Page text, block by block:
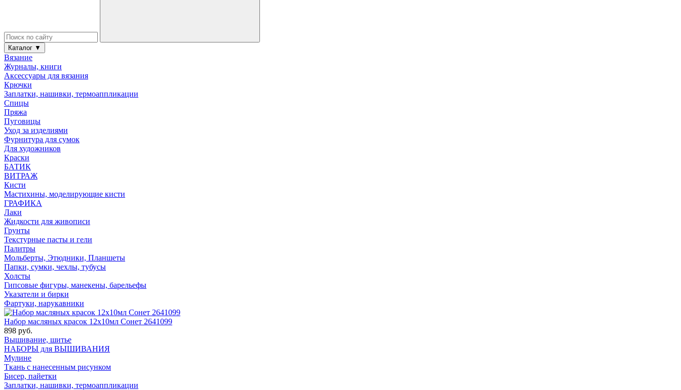
Каталог ▼
Вязание
Журналы, книги
Аксессуары для вязания
Крючки
Заплатки, нашивки, термоаппликации
Спицы
Пряжа
Пуговицы
Уход за изделиями
Фурнитура для сумок
Для художников
Краски
БАТИК
ВИТРАЖ
Кисти
Мастихины, моделирующие кисти
ГРАФИКА
Лаки
Жидкости для живописи
Грунты
Текстурные пасты и гели
Палитры
Мольберты, Этюдники, Планшеты
Папки, сумки, чехлы, тубусы
Холсты
Гипсовые фигуры, манекены, барельефы
Указатели и бирки
Фартуки, нарукавники
Набор масляных красок 12х10мл Сонет 2641099
898 руб.
Вышивание, шитье
НАБОРЫ для ВЫШИВАНИЯ
Мулине
Ткань с нанесенным рисунком
Бисер, пайетки
Заплатки, нашивки, термоаппликации